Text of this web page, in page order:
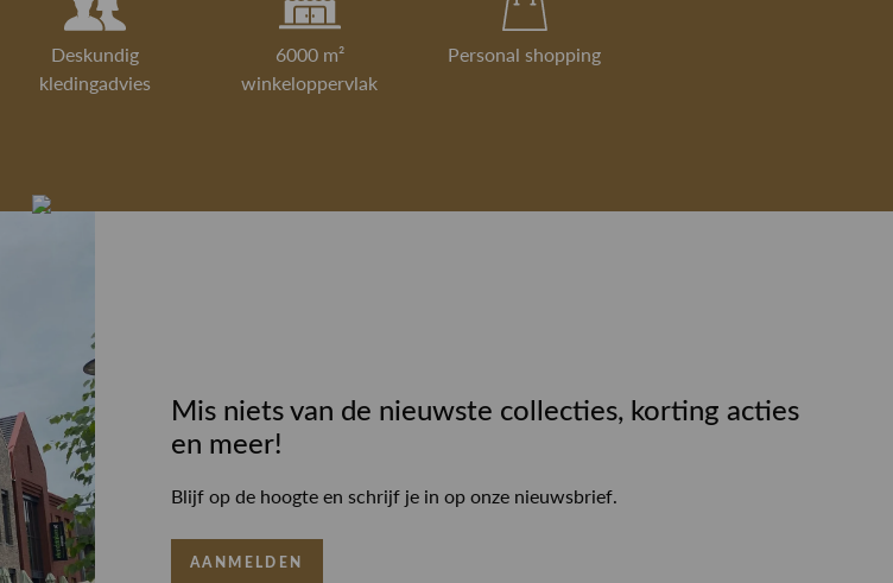
Deskundig
kledingadvies
6000 m²
winkeloppervlak
Personal shopping
Mis niets van de nieuwste collecties, korting acties
en meer!
Blijf op de hoogte en schrijf je in op onze nieuwsbrief.
AANMELDEN